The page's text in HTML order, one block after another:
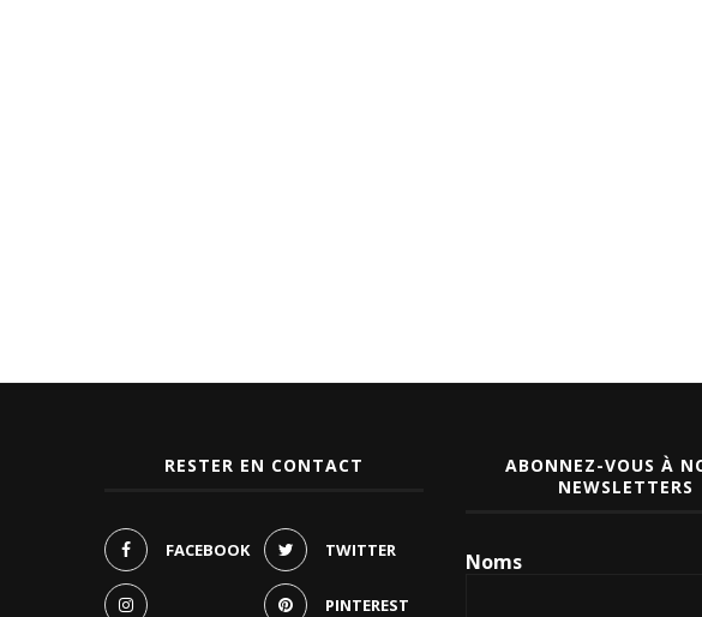
RESTER EN CONTACT
FACEBOOK TWITTER
PINTEREST
ABONNEZ-VOUS À
NEWSLETTERS
Noms